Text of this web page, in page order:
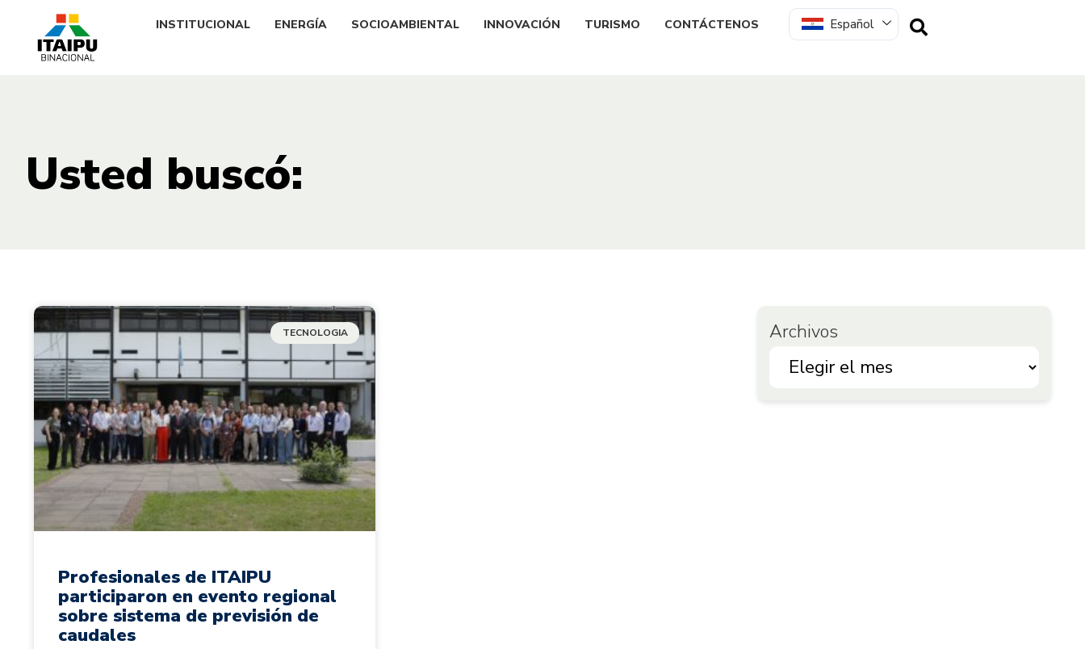
INSTITUCIONAL ENERGÍA SOCIOAMBIENTAL INNOVACIÓN TURISMO CONTÁCTENOS Español
Usted buscó:
TECNOLOGIA
Profesionales de ITAIPU
participaron en evento regional
sobre sistema de previsión de
caudales
Archivos